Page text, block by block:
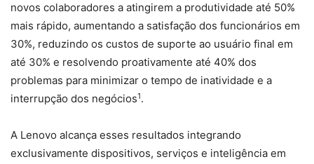
novos colaboradores a atingirem a produtividade até 50%
mais rápido, aumentando a satisfação dos funcionários em
30%, reduzindo os custos de suporte ao usuário final em
até 30% e resolvendo proativamente até 40% dos
problemas para minimizar o tempo de inatividade e a
interrupção dos negócios1.
A Lenovo alcança esses resultados integrando
exclusivamente dispositivos, serviços e inteligência em